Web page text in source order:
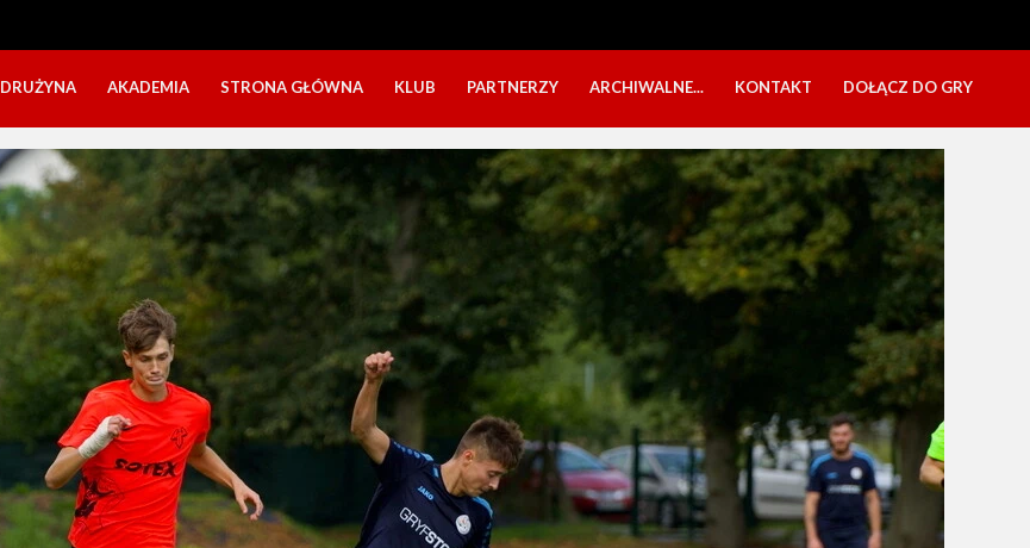
DRUŻYNA
DOŁĄCZ DO GRY
AKADEMIA
NABÓR DZIECI
SZTAB TRENERSKI
OPINIE RODZICÓW O OBOZACH
STRONA GŁÓWNA KLUB
NASZE DZIEŁA
PARTNERZY ARCHIWALNE...
PÓŁKOLONIE 2025
SBO 2023
CZARNI W MEDIACH
KADRA 2006
FESTYN CHARYTATYWNY
CZAS NA DZIEWCZYNY
OBÓZ W ZATONIU 2020
KONTAKT DOŁĄCZ DO GRY
NABÓR SENIORÓW